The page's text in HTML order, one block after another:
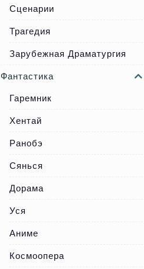
Сценарии
Трагедия
Зарубежная Драматургия
Фантастика
Гаремник
Хентай
Ранобэ
Сянься
Дорама
Уся
Аниме
Космоопера